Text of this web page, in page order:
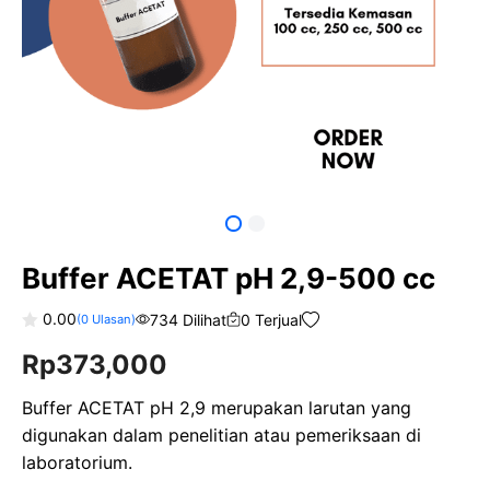
Buffer ACETAT pH 2,9-500 cc
o
u
o
f
5
0.00(0Ulasan) 734 Dilihat 0 Terjual
Rp373,000
Buffer ACETAT pH 2,9 merupakan larutan yang
digunakan dalam penelitian atau pemeriksaan di
laboratorium.